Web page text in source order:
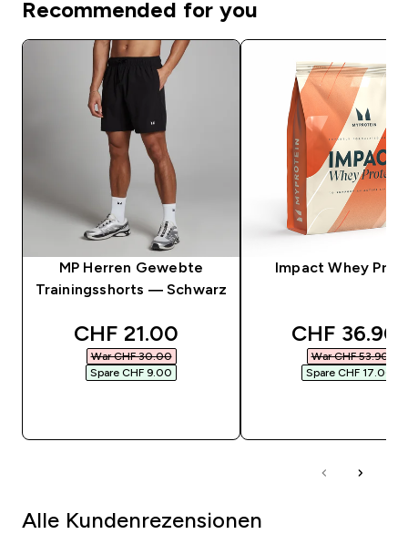
Recommended for you
MP Herren Gewebte
Trainingsshorts — Schwarz
discounted price
CHF 21.00‎
War CHF 30.00‎
Spare CHF 9.00‎
Impact Whey
discounted
CHF 36.90‎
War CHF 53.90‎
Spare CHF 17.00‎
Alle Kundenrezensionen